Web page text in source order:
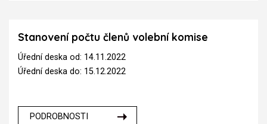
Stanovení počtu členů volební komise
Úřední deska od: 14.11.2022
Úřední deska do: 15.12.2022
PODROBNOSTI